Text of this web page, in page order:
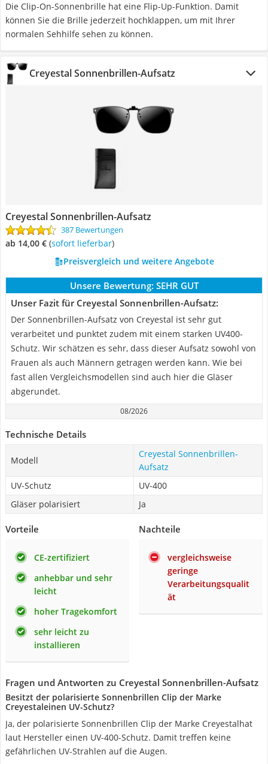
Die Clip-On-Sonnenbrille hat eine Flip-Up-Funktion. Damit
können Sie die Brille jederzeit hochklappen, um mit Ihrer
normalen Sehhilfe sehen zu können.
Creyestal Sonnenbrillen-Aufsatz
Creyestal Sonnenbrillen-Aufsatz
387 Bewertungen
ab 14,00 € ( Sofort lieferbar)
Preisvergleich und weitere Angebote
Unsere Bewertung: SEHR GUT
Unser Fazit für Creyestal Sonnenbrillen-Aufsatz:
Der Sonnenbrillen-Aufsatz von Creyestal ist sehr gut
verarbeitet und punktet zudem mit einem starken UV400-
Schutz. Wir schätzen es sehr, dass dieser Aufsatz sowohl von
Frauen als auch Männern getragen werden kann. Wie bei
fast allen Vergleichsmodellen sind auch hier die Gläser
abgerundet.
08/2026
Technische Details
Modell
Creyestal Sonnenbrillen-
Aufsatz
UV-Schutz
UV-400
Gläser polarisiert
Ja
Vorteile
CE-zertifiziert
anhebbar und sehr
leicht
hoher Tragekomfort
sehr leicht zu
installieren
Nachteile
vergleichsweise
geringe
Verarbeitungsqualit
ät
Fragen und Antworten zu Creyestal Sonnenbrillen-Aufsatz
Besitzt der polarisierte Sonnenbrillen Clip der Marke
Creyestaleinen UV-Schutz?
Ja, der polarisierte Sonnenbrillen Clip der Marke Creyestalhat
laut Hersteller einen UV-400-Schutz. Damit treffen keine
gefährlichen UV-Strahlen auf die Augen.